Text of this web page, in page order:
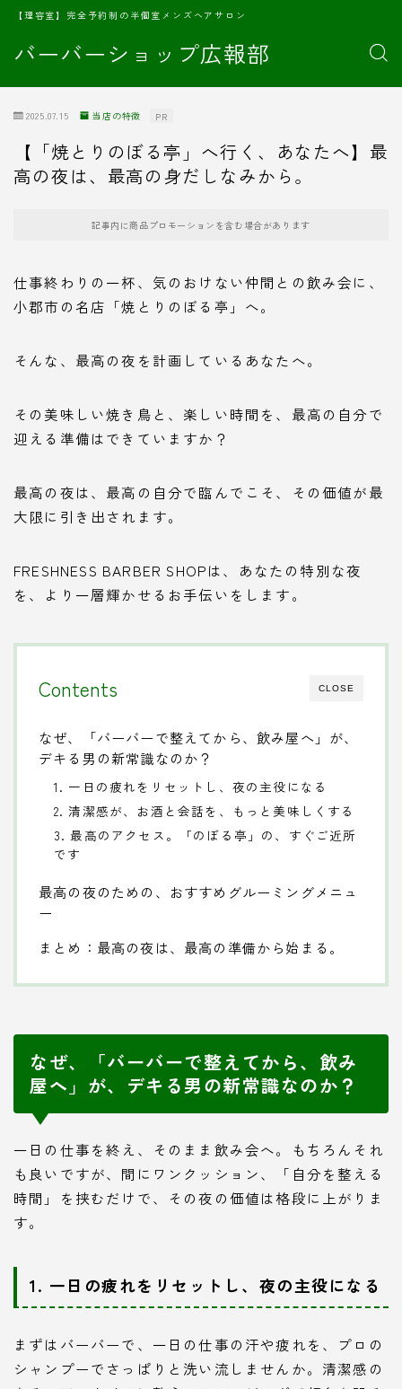
バーバーショップ広報部
【理容室】完全予約制の半個室メンズヘアサロン
2025.07.15 当店の特徴 PR
【「焼とりのぼる亭」へ行く、あなたへ】最
高の夜は、最高の身だしなみから。
記事内に商品プロモーションを含む場合があります
仕事終わりの一杯、気のおけない仲間との飲み会に、
小郡市の名店「焼とりのぼる亭」へ。
そんな、最高の夜を計画しているあなたへ。
その美味しい焼き鳥と、楽しい時間を、最高の自分で
迎える準備はできていますか？
最高の夜は、最高の自分で臨んでこそ、その価値が最
大限に引き出されます。
FRESHNESS BARBER SHOPは、あなたの特別な夜
を、より一層輝かせるお手伝いをします。
CLOSE
Contents
なぜ、「バーバーで整えてから、飲み屋へ」が、
デキる男の新常識なのか？
1. 一日の疲れをリセットし、夜の主役になる
2. 清潔感が、お酒と会話を、もっと美味しくする
3. 最高のアクセス。「のぼる亭」の、すぐご近所
です
最高の夜のための、おすすめグルーミングメニュ
ー
まとめ：最高の夜は、最高の準備から始まる。
なぜ、「バーバーで整えてから、飲み
屋へ」が、デキる男の新常識なのか？
一日の仕事を終え、そのまま飲み会へ。もちろんそれ
も良いですが、間にワンクッション、「自分を整える
時間」を挟むだけで、その夜の価値は格段に上がりま
す。
1. 一日の疲れをリセットし、夜の主役になる
まずはバーバーで、一日の仕事の汗や疲れを、プロの
シャンプーでさっぱりと洗い流しませんか。清潔感の